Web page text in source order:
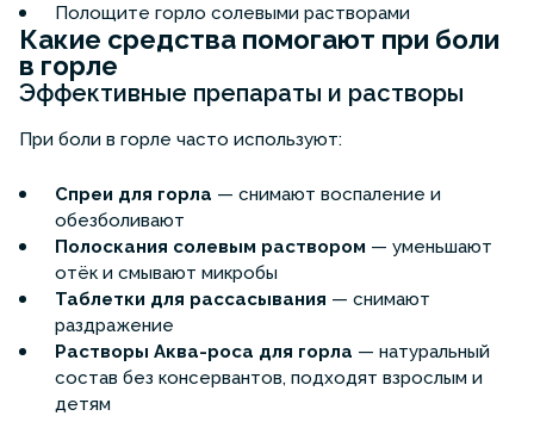
Полощите горло солевыми растворами
Какие средства помогают при боли
в горле
Эффективные препараты и растворы
При боли в горле часто используют:
Спреи для горла — снимают воспаление и
обезболивают
Полоскания солевым раствором — уменьшают
отёк и смывают микробы
Таблетки для рассасывания — снимают
раздражение
Растворы Аква-роса для горла — натуральный
состав без консервантов, подходят взрослым и
детям